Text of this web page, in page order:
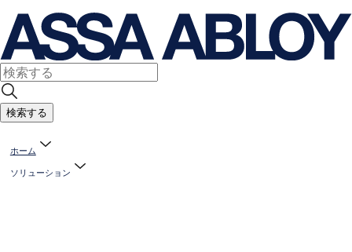
検索する
ホーム
ソリューション